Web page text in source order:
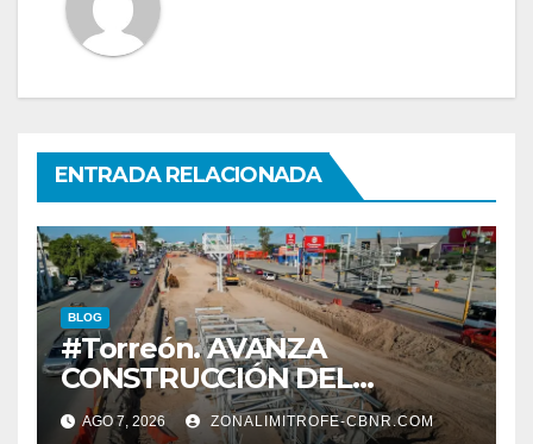
ENTRADA RELACIONADA
BLOG
#Torreón. AVANZA
CONSTRUCCIÓN DEL
SISTEMA VIAL ORIENTE,
SOBRE BULEVAR
AGO 7, 2026 ZONALIMITROFE-CBNR.COM